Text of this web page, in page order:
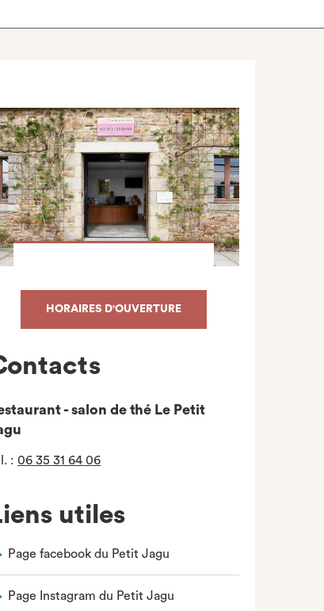
HORAIRES D'OUVERTURE
- salon de thé Le Petit
:06 35 31 64 06
utiles
Page facebook du Petit Jagu
Page Instagram du Petit Jagu